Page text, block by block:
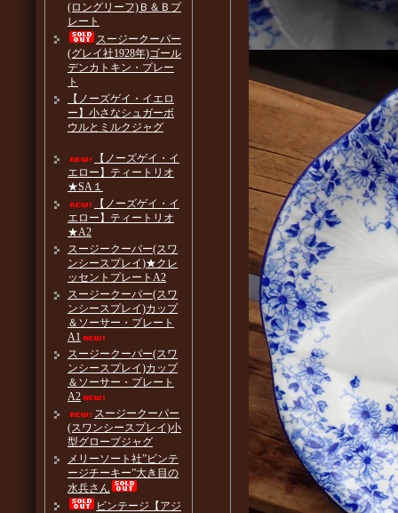
(ロングリーフ)Ｂ＆Ｂプ
レート
スージークーパー
(グレイ社1928年)ゴール
デンカトキン・プレー
ト
【ノーズゲイ・イエロ
ー】小さなシュガーボ
ウルとミルクジャグ
【ノーズゲイ・イ
エロー】ティートリオ
★SA１
【ノーズゲイ・イ
エロー】ティートリオ
★A2
スージークーパー(スワ
ンシースプレイ)★クレ
ッセントプレートA2
スージークーパー(スワ
ンシースプレイ)カップ
＆ソーサー・プレート
A1
スージークーパー(スワ
ンシースプレイ)カップ
＆ソーサー・プレート
A2
スージークーパー
(スワンシースプレイ)小
型グローブジャグ
メリーソート社”ビンテ
ージチーキー”大き目の
水兵さん
ビンテージ【アジ